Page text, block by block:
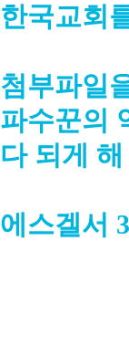
한국교회
첨부파일
파수꾼의
다 되게
에스겔서